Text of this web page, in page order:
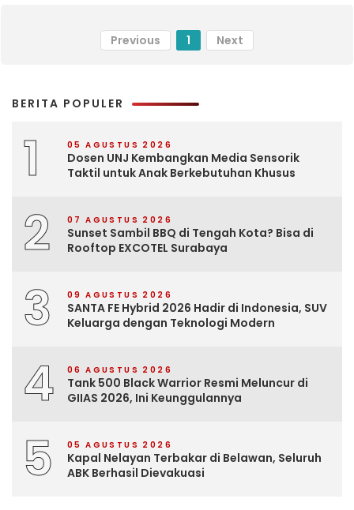
Previous 1 Next
BERITA POPULER
1 05 AGUSTUS 2026
Dosen UNJ Kembangkan Media Sensorik
Taktil untuk Anak Berkebutuhan Khusus
2 07 AGUSTUS 2026
Sunset Sambil BBQ di Tengah Kota? Bisa di
Rooftop EXCOTEL Surabaya
3 09 AGUSTUS 2026
SANTA FE Hybrid 2026 Hadir di Indonesia, SUV
Keluarga dengan Teknologi Modern
4 06 AGUSTUS 2026
Tank 500 Black Warrior Resmi Meluncur di
GIIAS 2026, Ini Keunggulannya
5 05 AGUSTUS 2026
Kapal Nelayan Terbakar di Belawan, Seluruh
ABK Berhasil Dievakuasi